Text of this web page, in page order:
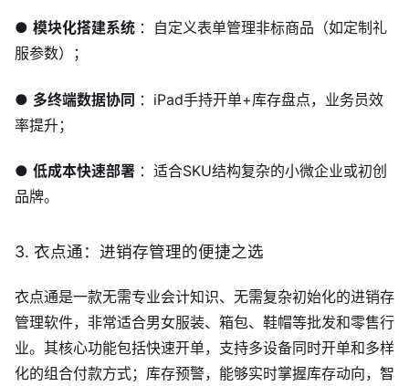
● 模块化搭建系统 ：自定义表单管理非标商品（如定制礼
服参数）；
● 多终端数据协同 ：iPad手持开单+库存盘点，业务员效
率提升；
● 低成本快速部署 ：适合SKU结构复杂的小微企业或初创
品牌。
3. 衣点通：进销存管理的便捷之选
衣点通是一款无需专业会计知识、无需复杂初始化的进销存
管理软件，非常适合男女服装、箱包、鞋帽等批发和零售行
业。其核心功能包括快速开单，支持多设备同时开单和多样
化的组合付款方式；库存预警，能够实时掌握库存动向，智